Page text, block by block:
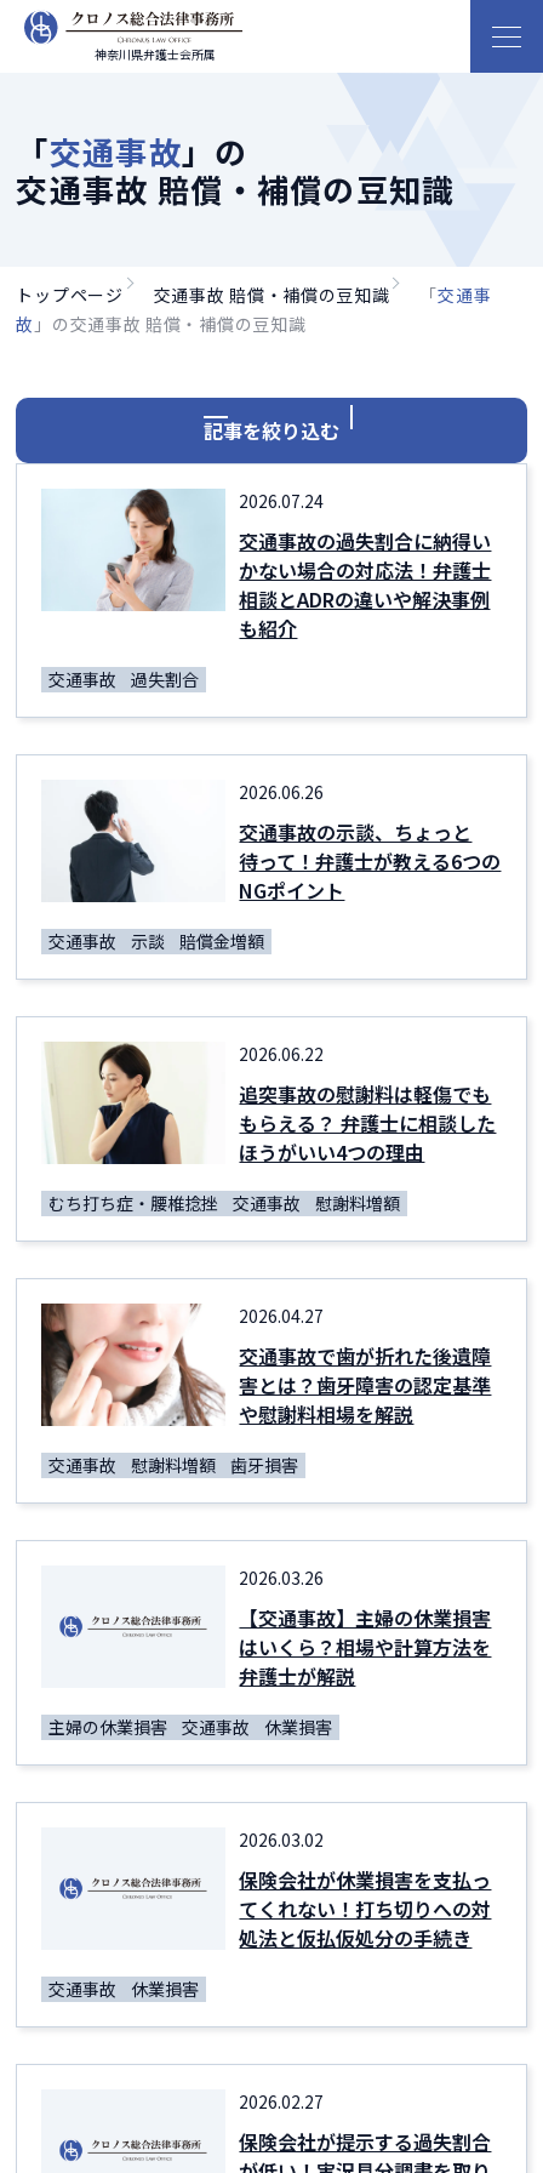
神奈川県弁護士会所属
「交通事故」の
交通事故 賠償・補償の豆知識
トップページ 交通事故 賠償・補償の豆知識 「交通事
故 」の交通事故 賠償・補償の豆知識
2026.07.24
交通事故の過失割合に納得い
かない場合の対応法！弁護士
相談とADRの違いや解決事例
も紹介
交通事故 過失割合
2026.06.26
交通事故の示談、ちょっと
待って！弁護士が教える6つの
NGポイント
交通事故 示談 賠償金増額
2026.06.22
追突事故の慰謝料は軽傷でも
もらえる？ 弁護士に相談した
ほうがいい4つの理由
むち打ち症・腰椎捻挫 交通事故 慰謝料増額
2026.04.27
交通事故で歯が折れた後遺障
害とは？歯牙障害の認定基準
や慰謝料相場を解説
交通事故 慰謝料増額 歯牙損害
2026.03.26
【交通事故】主婦の休業損害
はいくら？相場や計算方法を
弁護士が解説
主婦の休業損害 交通事故 休業損害
2026.03.02
保険会社が休業損害を支払っ
てくれない！打ち切りへの対
処法と仮払仮処分の手続き
交通事故 休業損害
2026.02.27
保険会社が提示する過失割合
記事を絞り込む